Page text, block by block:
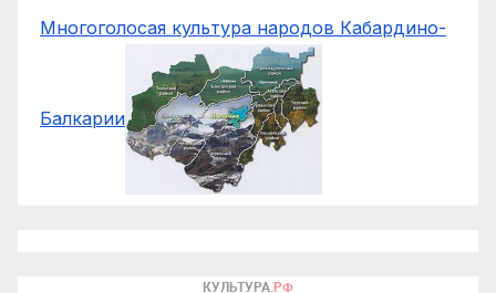
Многоголосая культура народов Кабардино-
Балкарии